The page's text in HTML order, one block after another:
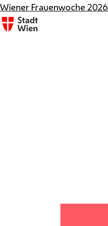
Wiener Frauenwoche 2026